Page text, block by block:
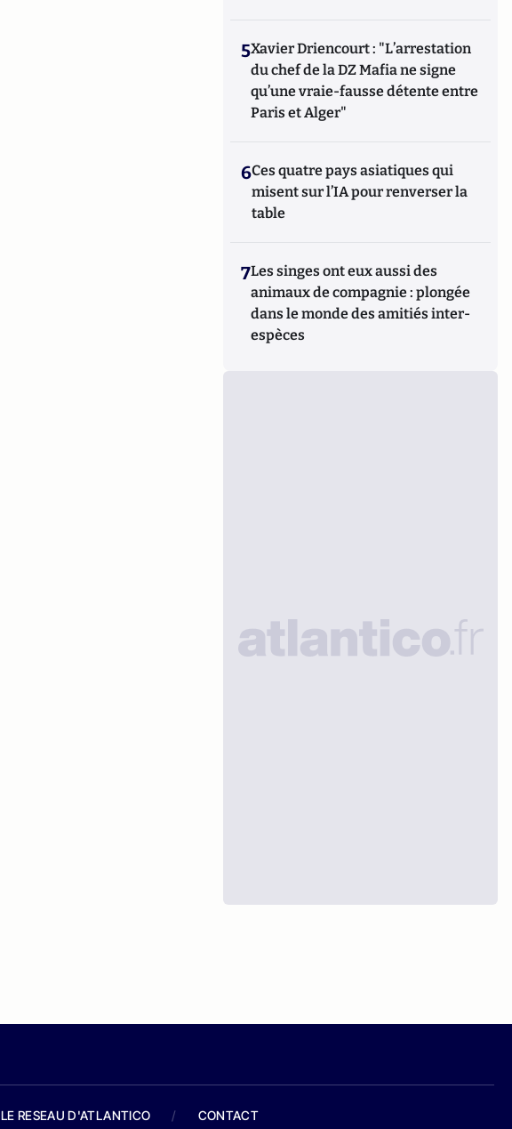
5Xavier Driencourt : "L’arrestation
du chef de la DZ Mafia ne signe
qu’une vraie-fausse détente entre
Paris et Alger"
6Ces quatre pays asiatiques qui
misent sur l’IA pour renverser la
table
7Les singes ont eux aussi des
animaux de compagnie : plongée
dans le monde des amitiés inter-
espèces
LE RESEAU D'ATLANTICO / CONTACT